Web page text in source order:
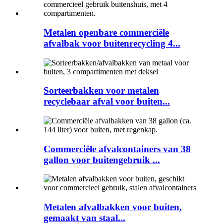
Metalen openbare commerciële
afvalbak voor buitenrecycling 4...
Sorteerbakken voor metalen
recyclebaar afval voor buiten...
Commerciële afvalcontainers van 38
gallon voor buitengebruik ...
Metalen afvalbakken voor buiten,
gemaakt van staal...